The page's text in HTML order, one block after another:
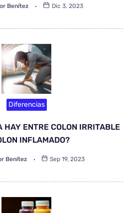
Benítez Dic 3, 2023
Diferencias
HAY ENTRE COLON IRRITABLE
INFLAMADO?
Benítez Sep 19, 2023